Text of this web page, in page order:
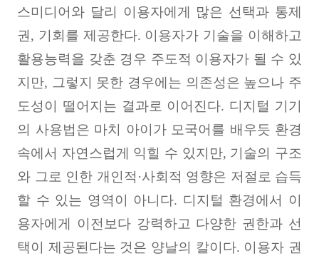
스미디어와 달리 이용자에게 많은 선택과 통제
권, 기회를 제공한다. 이용자가 기술을 이해하고
활용능력을 갖춘 경우 주도적 이용자가 될 수 있
지만, 그렇지 못한 경우에는 의존성은 높으나 주
도성이 떨어지는 결과로 이어진다. 디지털 기기
의 사용법은 마치 아이가 모국어를 배우듯 환경
속에서 자연스럽게 익힐 수 있지만, 기술의 구조
와 그로 인한 개인적·사회적 영향은 저절로 습득
할 수 있는 영역이 아니다. 디지털 환경에서 이
용자에게 이전보다 강력하고 다양한 권한과 선
택이 제공된다는 것은 양날의 칼이다. 이용자 권